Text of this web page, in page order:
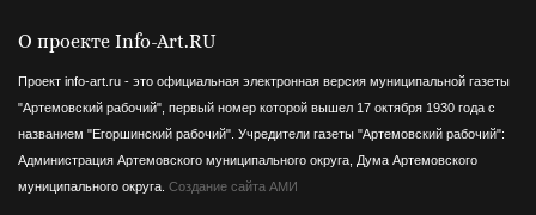
О проекте Info-Art.RU
Проект info-art.ru - это официальная электронная версия муниципальной газеты
"Артемовский рабочий", первый номер которой вышел 17 октября 1930 года с
названием "Егоршинский рабочий". Учредители газеты "Артемовский рабочий":
Администрация Артемовского муниципального округа, Дума Артемовского
муниципального округа. Создание сайта АМИ